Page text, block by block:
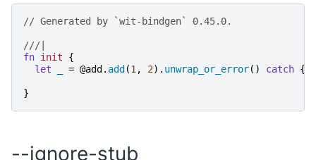
// Generated by `wit-bindgen` 0.45.0.
///|
fn init
{
let
= @add. add (1 , 2). unwrap_or_error() catch {
}
--ignore-stub